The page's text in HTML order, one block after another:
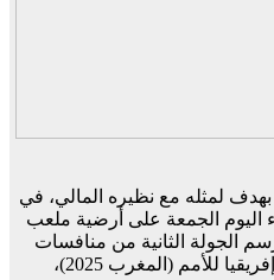
لمثله مع نظيره المالي، في
اليوم الجمعة على أرضية ملعب
الجولة الثانية من منافسات
المجموعة الأولى لنهائيات كأس إفريقيا للأمم (المغرب 2025)،